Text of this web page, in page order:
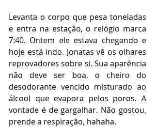
Levanta o corpo que pesa toneladas
e entra na estação, o relógio marca
7:40. Ontem ele estava chegando e
hoje está indo. Jonatas vê os olhares
reprovadores sobre si. Sua aparência
não deve ser boa, o cheiro do
desodorante vencido misturado ao
álcool que evapora pelos poros. A
vontade é de gargalhar. Não gostou,
prende a respiração, hahaha.